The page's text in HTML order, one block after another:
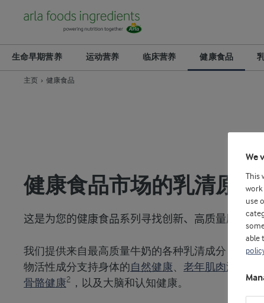
生命早期营养 运动营养 临床营养 健康食品
主页 健康食品
健康食品市场的乳清原料
这是为您的健康食品系列寻找创新、高质量原料的
我们提供来自最高质量牛奶的各种乳清成分，这意
物活性成分支持身体的自然健康、 老年肌肉流失（
骨骼健康2 ，以及大脑和认知健康。
We
work
use
able